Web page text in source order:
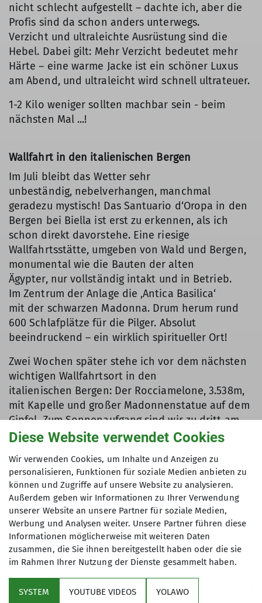
nicht schlecht aufgestellt – dachte ich, aber die
Profis sind da schon anders unterwegs.
Verzicht und ultraleichte Ausrüstung sind die
Hebel. Dabei gilt: Mehr Verzicht bedeutet mehr
Härte – eine warme Jacke ist ein schöner Luxus
am Abend, und ultraleicht wird schnell ultrateuer.
1-2 Kilo weniger sollten machbar sein - beim
nächsten Mal ...!
Wallfahrt in den italienischen Bergen
Im Juli bleibt das Wetter sehr
unbeständig, nebelverhangen, manchmal
geradezu mystisch! Das Santuario d‘Oropa in den
Bergen bei Biella ist erst zu erkennen, als ich
schon direkt davorstehe. Eine riesige
Wallfahrtsstätte, umgeben von Wald und Bergen,
monumental wie die Bauten der alten
Ägypter, nur vollständig intakt und in Betrieb.
Im Zentrum der Anlage die ‚Antica Basilica‘
mit der schwarzen Madonna. Drum herum rund
600 Schlafplätze für die Pilger. Absolut
beeindruckend – ein wirklich spiritueller Ort!
Zwei Wochen später stehe ich vor dem nächsten
wichtigen Wallfahrtsort in den
italienischen Bergen: Der Rocciamelone, 3.538m,
mit Kapelle und großer Madonnenstatue auf dem
Gipfel. Zum Sonnenaufgang sind wir zu dritt am
Gipfel und genießen die völlige Stille über den
Menge Menschen – entgegen.
Viele haben Blumen dabei für die Madonna, ein
Italiener schleppt sogar sein Rennrad
hinauf – und anschließend wieder hinunter!
Diese Website verwendet Cookies
Wir verwenden Cookies, um Inhalte und Anzeigen zu
personalisieren, Funktionen für soziale Medien anbieten zu
können und Zugriffe auf unsere Website zu analysieren.
Außerdem geben wir Informationen zu Ihrer Verwendung
unserer Website an unsere Partner für soziale Medien,
Werbung und Analysen weiter. Unsere Partner führen diese
Informationen möglicherweise mit weiteren Daten
zusammen, die Sie ihnen bereitgestellt haben oder die sie
im Rahmen Ihrer Nutzung der Dienste gesammelt haben.
SYSTEM YOUTUBE VIDEOS YOLAWO